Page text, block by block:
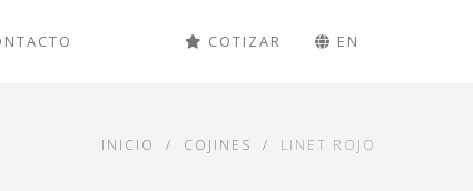
COTIZAR EN
INICIO COJINES LINET ROJO